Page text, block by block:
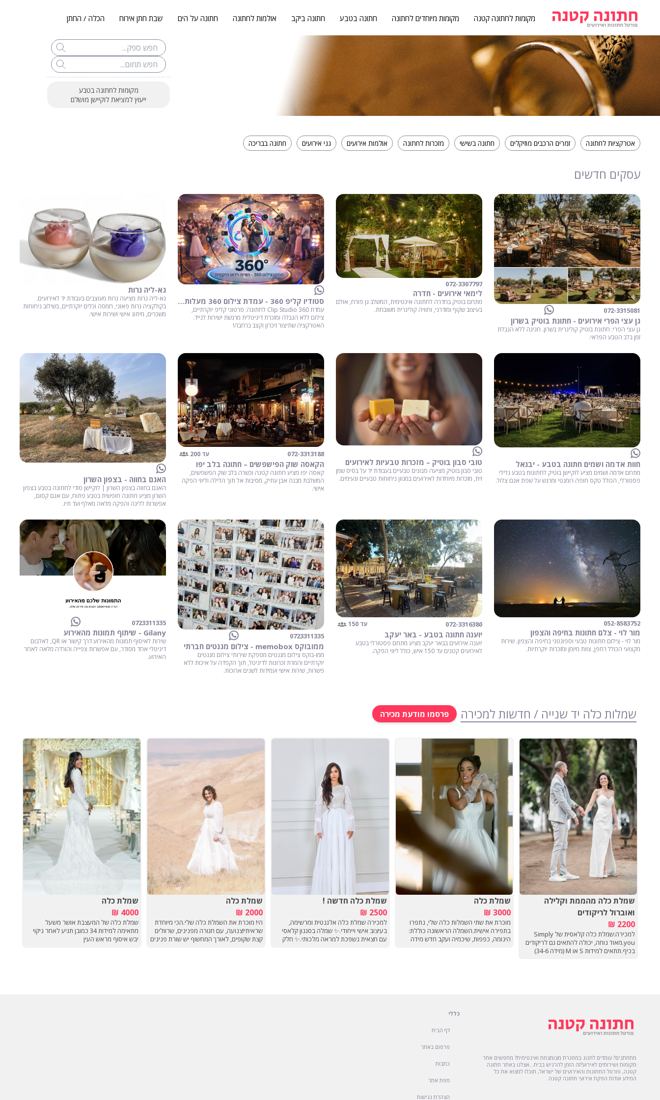
מקומות לחתונה קטנה מקומות מיוחדים לחתונה חתונה בטבע חתונה ביקב אולמות לחתונה חתונה על הים שבת חתן אירוח הכלה / החתן
מקומות לחתונה בטבע
ייעוץ למציאת לוקיישן מושלם
אטרקציות לחתונה זמרים הרכבים מוזיקלים חתונה בשישי מזכרות לחתונה אולמות אירועים גני אירועים חתונה בבריכה
עסקים חדשים
072-3315081
גן עצי הפרי אירועים - חתונת בוטיק בשרון
גן עצי הפרי: חתונת בוטיק קולינרית בשרון. חגיגה ללא הגבלת
זמן בלב הטבע הפראי.
072-3307797
לימאי אירועים - חדרה
מתחם בוטיק בחדרה לחתונה אינטימית, המשלב גן פורח, אולם
בעיצוב שקוף ומודרני, וחוויה קולינרית משובחת.
סטודיו קליפ 360 - עמדת צילום 360 מעלות לחתונה
עמדת Clip Studio 360 לחתונה: סרטוני קליפ יוקרתיים,
צילום ללא הגבלה ומזכרת דיגיטלית מרגשת ישירות לנייד.
האטרקציה שתיצור זיכרון וקצב ברחבה!
גא-ליה נרות
גא-ליה נרות מציעה נרות מעוצבים בעבודת יד לאירועים.
בקולקציה נרות פאוני, חמסה וכלים יוקרתיים, בשילוב ניחוחות
משכרים, מיתוג אישי ושירות אישי.
חוות אדמה ושמים חתונה בטבע - יבנאל
מתחם אדמה ושמים מציע לוקיישן בוטיק לחתונות בטבע גלילי
פסטורלי, הכולל טקס חופה רומנטי ומרגש על שפת אגם צלול.
טובי סבון בוטיק – מזכרות טבעיות לאירועים
טובי סבון בוטיק מציעה סבונים טבעיים בעבודת יד על בסיס שמן
זית, מזכרות מיוחדות לאירועים במגוון ניחוחות טבעיים ונעימים.
072-3313188 עד 200
הקאסה שוק הפישפשים – חתונה בלב יפו
קאסה יפו מציע חתונה קטנה וכשרה בלב שוק הפשפשים,
המשלבת מבנה אבן עתיק, מסיבות אל תוך הלילה וליווי הפקה
אישי.
האגם בחווה - בצפון השרון
האגם בחווה בצפון השרון | לוקיישן סודי לחתונה בטבע בצפון
השרון מציע חתונה חופשית בטבע פתוח, עם אגם קסום,
אפשרות ללינה והפקה מלאה מאלף ועד תיו.
052-8583752
מור לוי - צלם חתונות בחיפה והצפון
מור לוי - צילום חתונות טבעי וספונטני בחיפה והצפון. שירות
מקצועי הכולל רחפן, צוות מיומן ומזכרות יוקרתיות.
072-3316380 עד 150
יוענה חתונה בטבע - באר יעקב
יוענה אירועים בבאר יעקב מציע מתחם פסטורלי בטבע
לאירועים קטנים עד 150 איש, כולל ליווי הפקה.
0723311335
ממובוקס memobox - צילום מגנטים חברתי
ממו-בוקס צילום מגנטים מספקת שירותי צילום מגנטים
יוקרתיים והמרת זכרונות לדיגיטל, תוך הקפדה על איכות ללא
פשרות, שירות אישי ועמידות לשנים ארוכות.
0723311335
Gilany - שיתוף תמונות מהאירוע
שירות לאיסוף תמונות מהאירוע דרך קישור או QR, לאלבום
דיגיטלי אחד מסודר, עם אפשרות צפייה והורדה מלאה לאחר
האירוע.
שמלות כלה יד שנייה / חדשות למכירה פרסמו מודעת מכירה
שמלת כלה מהממת וקלילה
ואוברול לריקודים
2200 ₪
למכירה:שמלת כלה קלאסית של Simply
you.מאוד נוחה, יכולה להתאים גם לריקודים
בכיף.תתאים למידות S או M (מידה 34-6)
שמלת כלה
3000 ₪
מוכרת את שתי השמלות כלה שלי, נתפרו
בתפירה אישית.השמלה הראשונה כוללת:
הינומה, כפפות, שיכמיה ועקב חדש מידה
שמלת כלה חדשה !
2500 ₪
למכירה שמלת כלה אלגנטית ומרשימה,
בעיצוב אישי וייחודי.✨ שמלה בסגנון קלאסי
עם חצאית נשפכת למראה מלכותי.✨ חלק
שמלת כלה
2000 ₪
הי! מוכרת את השמלת כלה שלי.הכי מיוחדת
שראיתי!צנועה, עם חגורה מפנינים, שרוולים
קצת שקופים, לאורך המחשוף יש שורת פנינים
שמלת כלה
4000 ₪
שמלת כלה של המעצבת אושר משעל
מתאימה למידות 34 כמובן תגיע לאחר ניקוי
יבש איסוף מראש העין
מתחתנים? עומדים לחגוג במסגרת מצומצמת ואינטימית? מחפשים אחר
מקומות ושירותים לאירוע?זה הזמן להרגיש בבית...אצלנו באתר חתונה
קטנה, פורטל החתונות והאירועים של ישראל, תוכלו למצוא את כל
המידע אודות הפקת אירועי חתונה קטנה.
כללי
דף הבית
פרסום באתר
כתבות
מפת אתר
הצהרת נגישות